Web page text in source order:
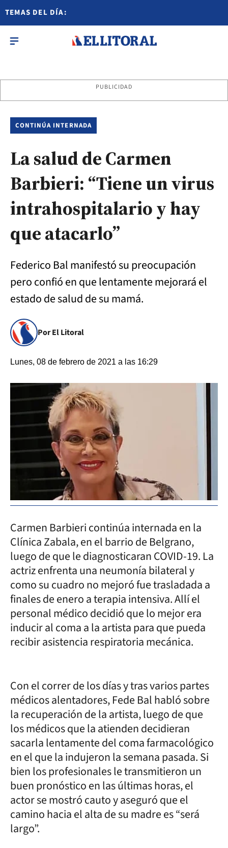
TEMAS DEL DÍA:
PUBLICIDAD
CONTINÚA INTERNADA
La salud de Carmen
Barbieri: “Tiene un virus
intrahospitalario y hay
que atacarlo”
Federico Bal manifestó su preocupación
pero confió en que lentamente mejorará el
estado de salud de su mamá.
Por El Litoral
Lunes, 08 de febrero de 2021 a las 16:29
Carmen Barbieri continúa internada en la
Clínica Zabala, en el barrio de Belgrano,
luego de que le diagnosticaran COVID-19. La
actriz enfrenta una neumonía bilateral y
como su cuadro no mejoró fue trasladada a
finales de enero a terapia intensiva. Allí el
personal médico decidió que lo mejor era
inducir al coma a la artista para que pueda
recibir asistencia respiratoria mecánica.
Con el correr de los días y tras varios partes
médicos alentadores, Fede Bal habló sobre
la recuperación de la artista, luego de que
los médicos que la atienden decidieran
sacarla lentamente del coma farmacológico
en el que la indujeron la semana pasada. Si
bien los profesionales le transmitieron un
buen pronóstico en las últimas horas, el
actor se mostró cauto y aseguró que el
camino hacia el alta de su madre es “será
largo”.